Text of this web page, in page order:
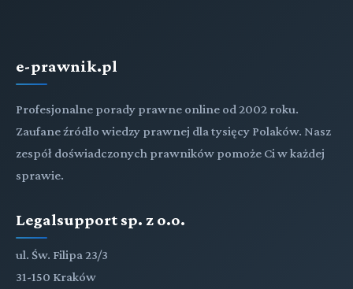
e-prawnik.pl
Profesjonalne porady prawne online od 2002 roku.
Zaufane źródło wiedzy prawnej dla tysięcy Polaków. Nasz
zespół doświadczonych prawników pomoże Ci w każdej
sprawie.
Legalsupport sp. z o.o.
ul. Św. Filipa 23/3
31-150 Kraków